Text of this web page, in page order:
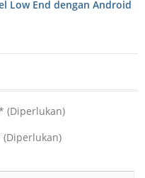
Low End dengan Android
(Diperlukan)
(Diperlukan)